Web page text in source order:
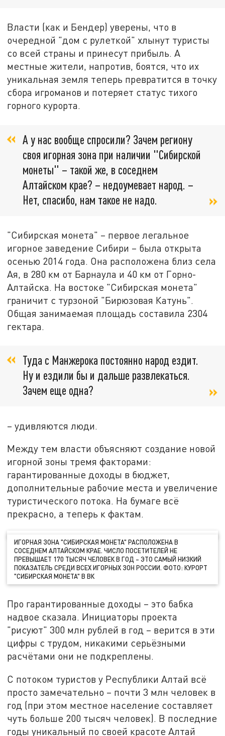
Власти (как и Бендер) уверены, что в
очередной "дом с рулеткой" хлынут туристы
со всей страны и принесут прибыль. А
местные жители, напротив, боятся, что их
уникальная земля теперь превратится в точку
сбора игроманов и потеряет статус тихого
горного курорта.
А у нас вообще спросили? Зачем региону
своя игорная зона при наличии "Сибирской
монеты" – такой же, в соседнем
Алтайском крае? – недоумевает народ. –
Нет, спасибо, нам такое не надо.
"Сибирская монета" – первое легальное
игорное заведение Сибири – была открыта
осенью 2014 года. Она расположена близ села
Ая, в 280 км от Барнаула и 40 км от Горно-
Алтайска. На востоке "Сибирская монета"
граничит с турзоной "Бирюзовая Катунь".
Общая занимаемая площадь составила 2304
гектара.
Туда с Манжерока постоянно народ ездит.
Ну и ездили бы и дальше развлекаться.
Зачем еще одна?
– удивляются люди.
Между тем власти объясняют создание новой
игорной зоны тремя факторами:
гарантированные доходы в бюджет,
дополнительные рабочие места и увеличение
туристического потока. На бумаге всё
прекрасно, а теперь к фактам.
ИГОРНАЯ ЗОНА "СИБИРСКАЯ МОНЕТА" РАСПОЛОЖЕНА В
СОСЕДНЕМ АЛТАЙСКОМ КРАЕ. ЧИСЛО ПОСЕТИТЕЛЕЙ НЕ
ПРЕВЫШАЕТ 170 ТЫСЯЧ ЧЕЛОВЕК В ГОД – ЭТО САМЫЙ НИЗКИЙ
ПОКАЗАТЕЛЬ СРЕДИ ВСЕХ ИГОРНЫХ ЗОН РОССИИ. ФОТО: КУРОРТ
"СИБИРСКАЯ МОНЕТА" В ВК
Про гарантированные доходы – это бабка
надвое сказала. Инициаторы проекта
"рисуют" 300 млн рублей в год – верится в эти
цифры с трудом, никакими серьёзными
расчётами они не подкреплены.
С потоком туристов у Республики Алтай всё
просто замечательно – почти 3 млн человек в
год (при этом местное население составляет
чуть больше 200 тысяч человек). В последние
годы уникальный по своей красоте Алтай